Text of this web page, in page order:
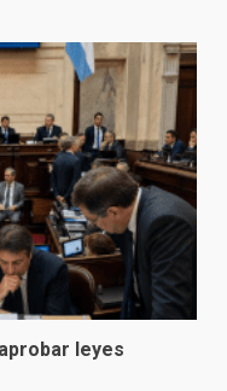
leyes